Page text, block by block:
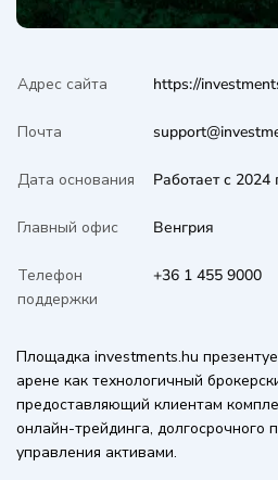
Адрес сайта https://
Почта
Дата основания Работает с 2024
Главный офис Венгрия
Телефон
поддержки
+36 1 455 9000
Площадка investments.hu
арене как технологичный
предоставляющий клиентам
онлайн-трейдинга, долгосрочного
управления активами.